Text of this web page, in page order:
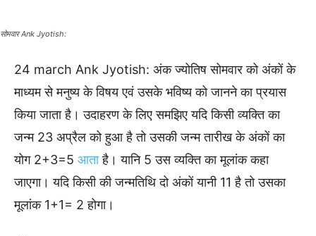
सोमवार Ank Jyotish:
24 march Ank Jyotish: अंक ज्योतिष सोमवार को अंकों के
माध्यम से मनुष्य के विषय एवं उसके भविष्य को जानने का प्रयास
किया जाता है। उदाहरण के लिए समझिए यदि किसी व्यक्ति का
जन्म 23 अप्रैल को हुआ है तो उसकी जन्म तारीख के अंकों का
योग 2+3=5 आताहै। यानि 5 उस व्यक्ति का मूलांक कहा
जाएगा। यदि किसी की जन्मतिथि दो अंकों यानी 11 है तो उसका
मूलांक 1+1= 2 होगा।